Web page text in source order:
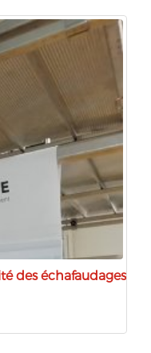
des échafaudages